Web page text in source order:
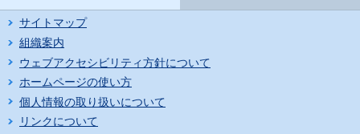
サイトマップ
組織案内
ウェブアクセシビリティ方針について
ホームページの使い方
個人情報の取り扱いについて
リンクについて